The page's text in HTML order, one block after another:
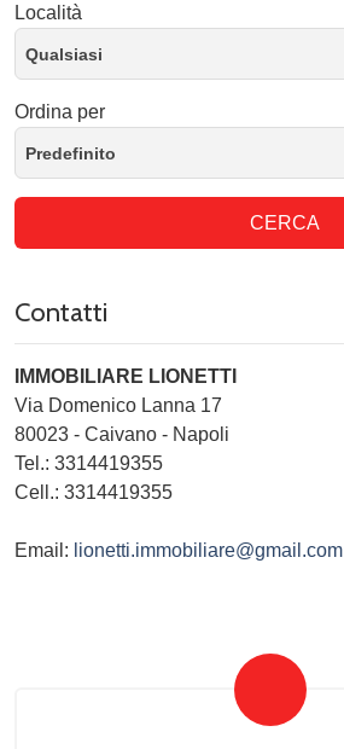
Località
Qualsiasi
Ordina per
Predefinito
CERCA
Contatti
IMMOBILIARE LIONETTI
Via Domenico Lanna 17
80023 - Caivano - Napoli
Tel.: 3314419355
Cell.: 3314419355
Email: lionetti.immobiliare@gmail.com